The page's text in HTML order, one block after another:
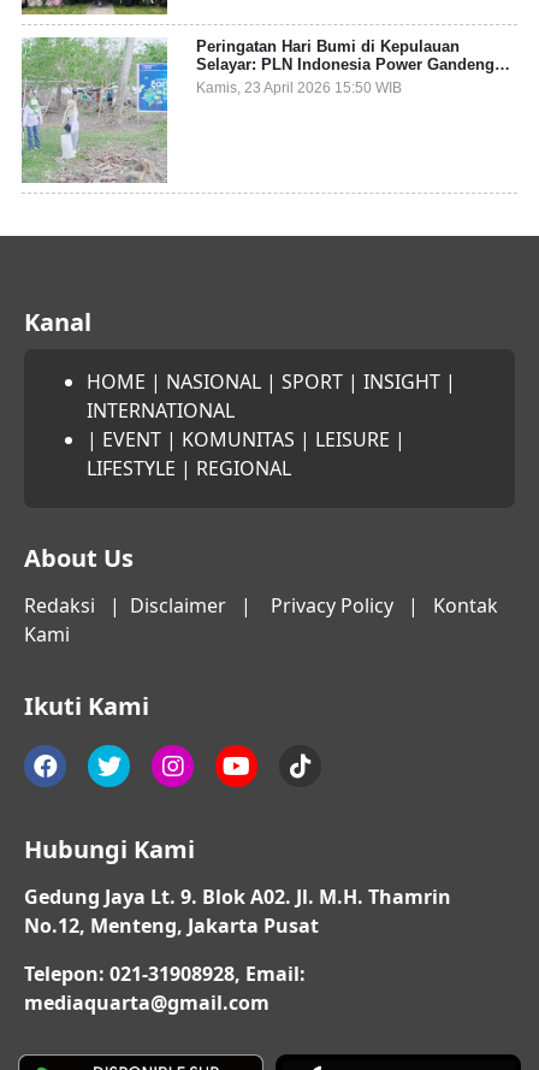
Peringatan Hari Bumi di Kepulauan
Selayar: PLN Indonesia Power Gandeng
Pemda dan Komunitas, Giatkan Restorasi
Mangrove
Kamis, 23 April 2026 15:50 WIB
Kanal
HOME | NASIONAL | SPORT | INSIGHT |
INTERNATIONAL
| EVENT | KOMUNITAS | LEISURE |
LIFESTYLE | REGIONAL
About Us
Redaksi | Disclaimer | Privacy Policy | Kontak
Kami
Ikuti Kami
Hubungi Kami
Gedung Jaya Lt. 9. Blok A02. Jl. M.H. Thamrin
No.12, Menteng, Jakarta Pusat
Telepon: 021-31908928, Email:
mediaquarta@gmail.com